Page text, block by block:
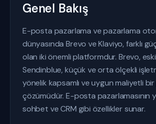
Genel Bakış
E-posta pazarlama ve pazarlama
dünyasında Brevo ve Klaviyo, farklı
olan iki önemli platformdur. Brevo, eski
Sendinblue, küçük ve orta ölçekli
yönelik kapsamlı ve uygun maliyetli
çözümüdür. E-posta pazarlamasının
sohbet ve CRM gibi özellikler sunar.